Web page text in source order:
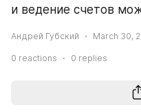
и ведение счетов
Андрей Губский March 30,
0 reactions 0 replies